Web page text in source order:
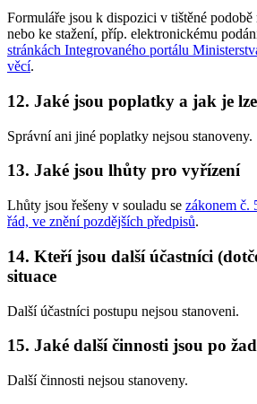
Formuláře jsou k dispozici v tištěné podobě
nebo ke stažení, příp. elektronickému
stránkách Integrovaného portálu
věcí.
12. Jaké jsou poplatky a jak je
Správní ani jiné poplatky nejsou stanoveny.
13. Jaké jsou lhůty pro vyřízení
Lhůty jsou řešeny v souladu se zákonem č.
řád, ve znění pozdějších předpisů.
14. Kteří jsou další účastníci
situace
Další účastníci postupu nejsou stanoveni.
15. Jaké další činnosti jsou po
Další činnosti nejsou stanoveny.